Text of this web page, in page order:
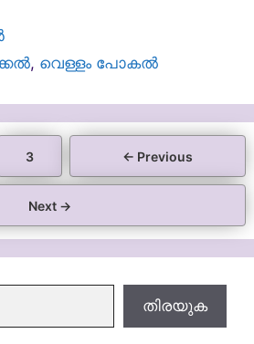
, വെള്ളം പോകൽ
← Previous
Page
3
Next →
തിരയുക